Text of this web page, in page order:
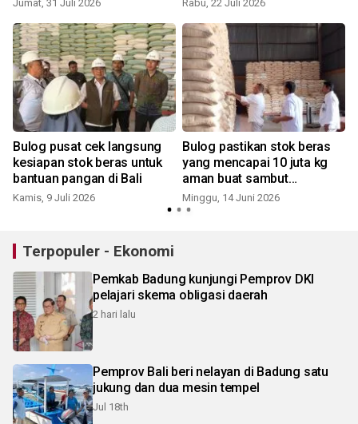
Jumat, 31 Juli 2026 Rabu, 22 Juli 2026
Bulog pusat cek langsung
kesiapan stok beras untuk
bantuan pangan di Bali
Kamis, 9 Juli 2026
Bulog pastikan stok beras
yang mencapai 10 juta kg
aman buat sambut
Galungan
Minggu, 14 Juni 2026
Terpopuler - Ekonomi
Pemkab Badung kunjungi Pemprov DKI
pelajari skema obligasi daerah
2 hari lalu
Pemprov Bali beri nelayan di Badung satu
jukung dan dua mesin tempel
Jul 18th